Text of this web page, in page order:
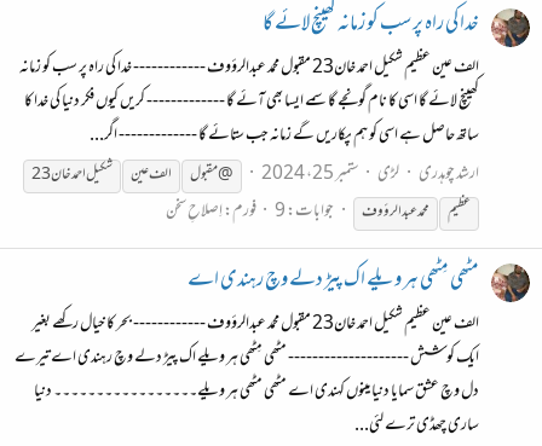
خدا کی راہ پر سب کو زمانہ کھینچ لائے گا
الف عین عظیم شکیل احمد خان23 مقبول محمد عبدالرؤوف ------------ خدا کی راہ پر سب کو زمانہ
کھینچ لائے گا اسی کا نام گونجے گا سمے ایسا بھی آئے گا ------------- کریں کیوں فکر دنیا کی خدا کا
ساتھ حاصل ہے اسی کو ہم پکاریں گے زمانہ جب ستائے گا ------------- اگر...
ارشد چوہدری
لڑی ستمبر 25، 2024 @مقبول الف عین
شکیل احمد خان23
عظیم
محمد عبدالرؤوف جوابات: 9 فورم:اِصلاحِ سخن
مٹھی مِٹھی ہر ویلے اک پیڑ دلے وچ رہندی اے
الف عین عظیم شکیل احمد خان23 مقبول محمد عبدالرؤوف ------------ بحر کا خیال رکھے بغیر
ایک کوشش -------------------- مٹھی مِٹھی ہر ویلے اک پیڑ دلے وچ رہندی اے تیرے
دل وچ عشق سمایا دنیا مینوں کہندی اے مٹھی مٹھی ہر ویلے۔۔۔۔۔۔۔۔۔۔۔۔۔۔۔۔۔ دنیا
ساری چھڈی ترے لئی...